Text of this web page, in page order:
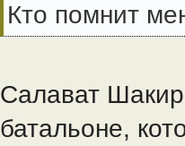
Кто помнит
Салават
батальоне,